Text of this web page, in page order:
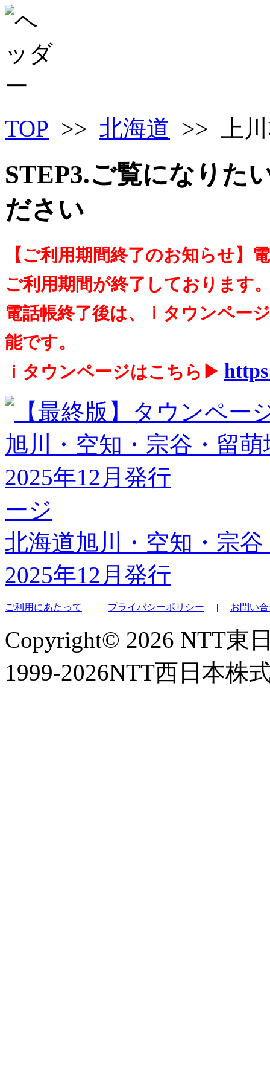
TOP >> 北海道 >> 上
STEP3.ご覧になりた
ださい
【ご利用期間終了のお知らせ】
ご利用期間が終了しております
電話帳終了後は、ｉタウンペー
能です。
ｉタウンページはこちら▶
ージ
北海道旭川・空知・宗
2025年12月発行
ご利用にあたって | プライバシーポリシー | お問い
Copyright© 2026 NTT
1999-2026NTT西日本株